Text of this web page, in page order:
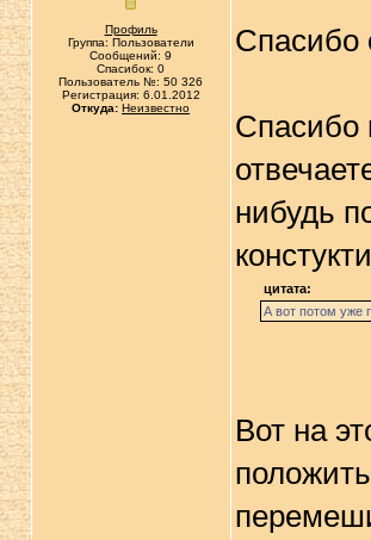
Профиль
Группа: Пользователи
Сообщений: 9
Спасибок: 0
Пользователь №: 50 326
Регистрация: 6.01.2012
Откуда: Неизвестно
Спасибо
Спасибо
нибудь
цитата:
А вот потом уже
Вот на